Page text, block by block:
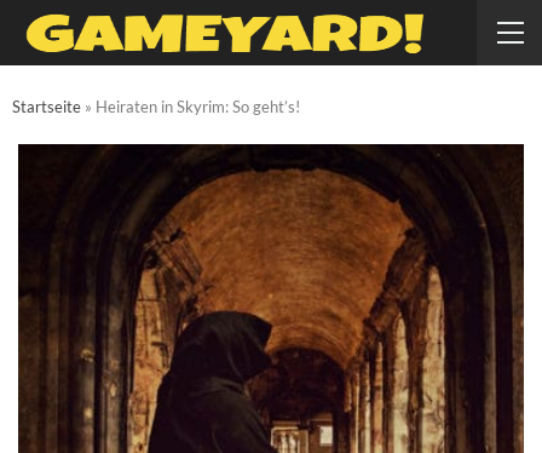
Startseite » Heiraten in Skyrim: So geht’s!